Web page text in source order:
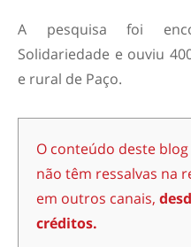
A pesquisa foi
Solidariedade e ouviu
e rural de Paço.
O conteúdo deste
não têm ressalvas na
em outros canais,
créditos.